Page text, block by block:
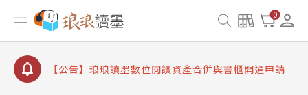
0
【公告】8/10、8/13 行動網路降速演練提醒
【公告】琅琅讀墨數位閱讀資產合併與書櫃開通申請
【公告】琅琅讀墨書櫃開通常見問題